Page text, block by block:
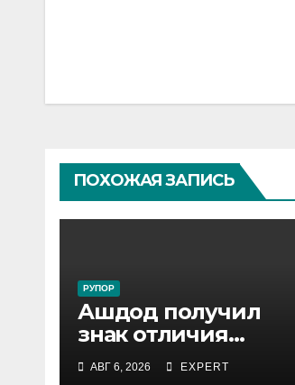
записям
ПОХОЖАЯ ЗАПИСЬ
РУПОР
Ашдод получил
знак отличия
министра
обороны за
АВГ 6, 2026 EXPERT